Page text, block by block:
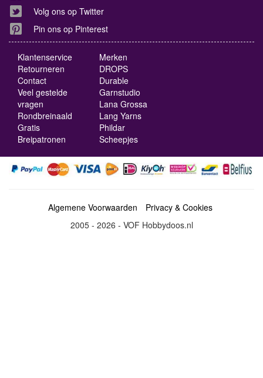
Volg ons op Twitter
Pin ons op Pinterest
Klantenservice
Retourneren
Contact
Veel gestelde
vragen
Rondbreinaald
Gratis
Breipatronen
Merken
DROPS
Durable
Garnstudio
Lana Grossa
Lang Yarns
Phildar
Scheepjes
Algemene Voorwaarden
Privacy & Cookies
2005 - 2026 - VOF Hobbydoos.nl